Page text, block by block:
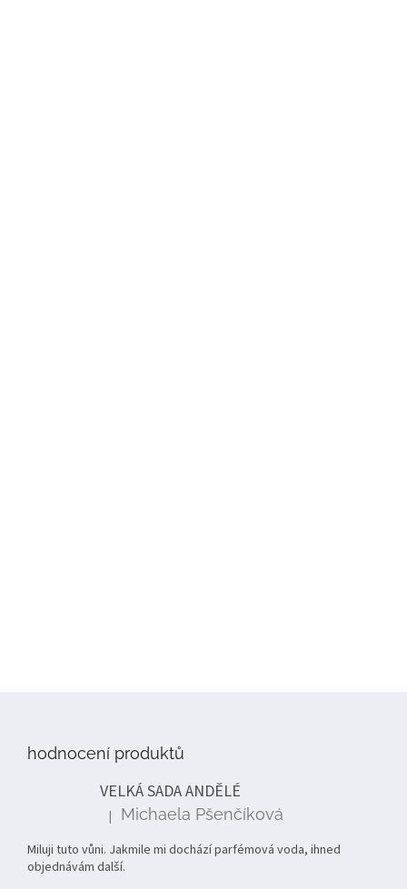
hodnocení produktů
VELKÁ SADA ANDĚLÉ
Hodnocení produktu je 5 z 5 hvězdiček.
| Michaela Pšenčíková
Miluji tuto vůni. Jakmile mi dochází parfémová voda, ihned
objednávám další.